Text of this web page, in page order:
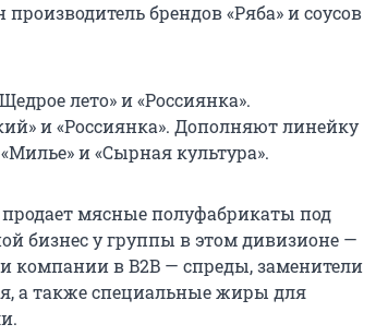
брендов «Ряба» и соусов
лето» и «Россиянка».
и «Россиянка». Дополняют линейку
и «Сырная культура».
продает мясные полуфабрикаты под
бизнес у группы в этом дивизионе —
компании в B2B — спреды, заменители
а также специальные жиры для